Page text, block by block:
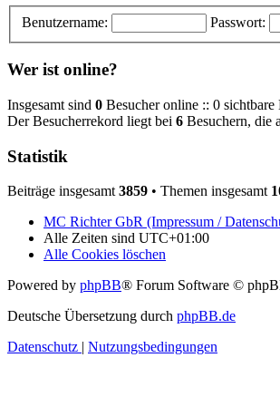
Benutzername: Passwort:
Wer ist online?
Insgesamt sind 0 Besucher online :: 0
Der Besucherrekord liegt bei 6 Besuchern, die
Statistik
Beiträge insgesamt 3859 • Themen insgesamt
MC Richter GbR (Impressum /
Alle Zeiten sind UTC+01:00
Alle Cookies löschen
Powered by phpBB® Forum Software ©
Deutsche Übersetzung durch phpBB.de
Datenschutz | Nutzungsbedingungen